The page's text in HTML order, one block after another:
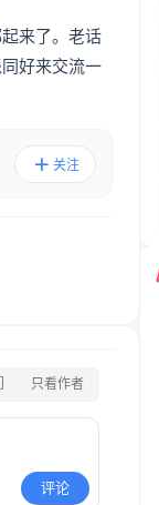
来了。老话
好来交流一
关注
只看作者
评论